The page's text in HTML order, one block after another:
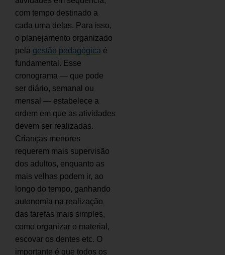
com tempo destinado a
cada uma delas. Para isso,
o planejamento organizado
pela gestão pedagógica é
fundamental. Esse
cronograma — que pode
ser diário, semanal ou
mensal — estabelece a
ordem em que as atividades
devem ser realizadas.
Crianças menores
requerem mais supervisão
dos adultos, enquanto as
mais velhas podem ir, ao
longo do tempo, ganhando
autonomia na realização
das tarefas mais simples,
como organizar o material,
escovar os dentes etc. O
importante é que todos os